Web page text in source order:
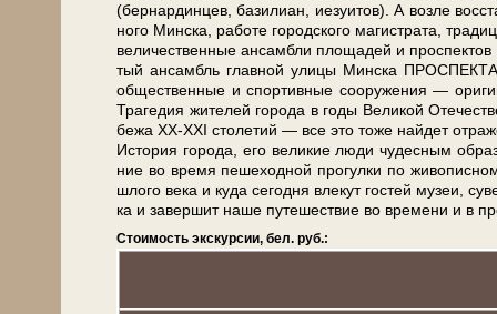
(бер­нар­дин­цев, ба­зи­ли­ан, иезуи­тов). А воз­ле
но­го Мин­ска, ра­бо­те го­род­ско­го ма­ги­стра­та,
величественные ан­сам­бли пло­ща­дей и
тый ан­самбль глав­ной ули­цы Мин­ска
об­ще­ствен­ные и спор­тив­ные со­ору­же­ния —
Трагедия жи­те­лей го­ро­да в го­ды Ве­ли­кой
бе­жа ХХ-ХХI сто­ле­тий — все это то­же най­дет
История го­ро­да, его ве­ли­кие лю­ди чу­дес­ным
ние во вре­мя пе­ше­ход­ной про­гул­ки по
шло­го ве­ка и ку­да се­год­ня вле­кут го­стей му­зеи,
ка и за­вер­шит на­ше пу­те­ше­ствие во вре­ме­ни и в
Стоимость экскурсии, бел. руб.: